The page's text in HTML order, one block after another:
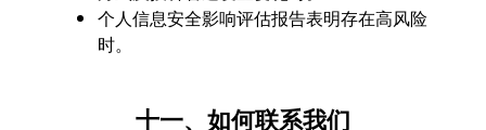
个人信息安全影响评估报告表明存在高风险
时。
十一、如何联系我们